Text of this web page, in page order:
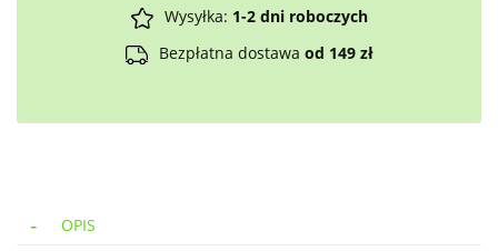
Wysyłka: 1-2 dni roboczych
Bezpłatna dostawa od 149 zł
OPIS